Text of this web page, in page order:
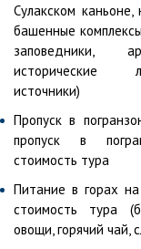
Сулакском
башенные
заповедники,
исторические
источники)
Пропуск в
пропуск в
стоимость тура
Питание в горах
стоимость тура
овощи, горячий чай,